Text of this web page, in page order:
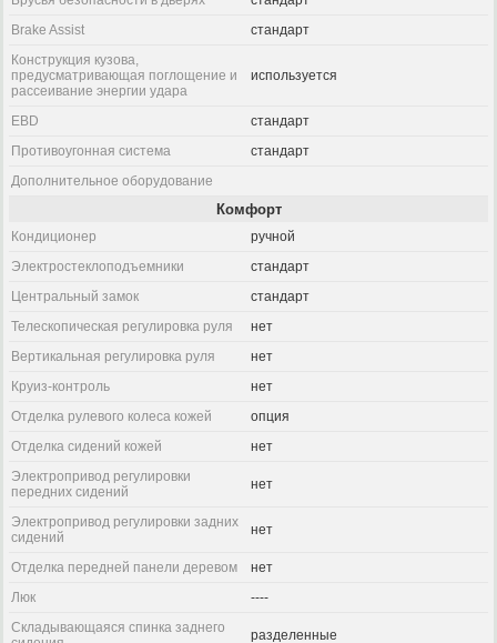
Brake Assist
стандарт
Конструкция кузова,
предусматривающая поглощение и
рассеивание энергии удара
используется
EBD
стандарт
Противоугонная система
стандарт
Дополнительное оборудование
Комфорт
Кондиционер
ручной
Электростеклоподъемники
стандарт
Центральный замок
стандарт
Телескопическая регулировка руля
нет
Вертикальная регулировка руля
нет
Круиз-контроль
нет
Отделка рулевого колеса кожей
опция
Отделка сидений кожей
нет
Электропривод регулировки
передних сидений
нет
Электропривод регулировки задних
сидений
нет
Отделка передней панели деревом
нет
Люк
----
Складывающаяся спинка заднего
разделенные